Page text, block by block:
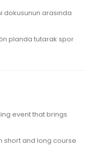
dokusunun arasında
planda tutarak spor
event that brings
short and long course